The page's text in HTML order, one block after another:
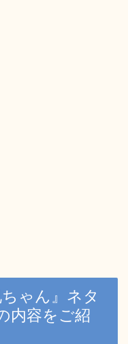
ゃん』ネタ
内容をご紹